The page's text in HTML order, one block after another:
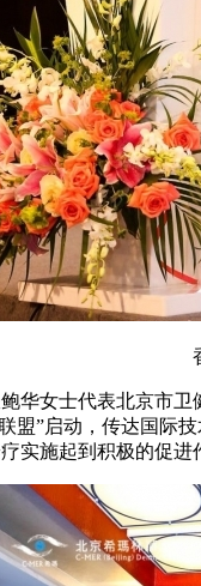
女士代表北京市卫
盟”启动，传达国
实施起到积极的促进